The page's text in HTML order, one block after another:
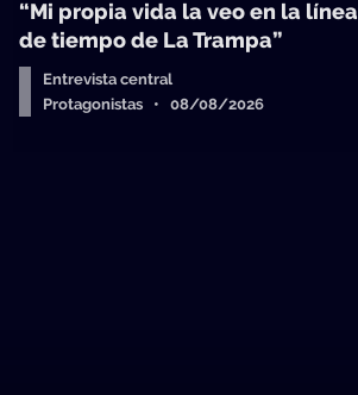
“Mi propia vida la veo en la línea
de tiempo de La Trampa”
Entrevista central
Protagonistas • 08/08/2026